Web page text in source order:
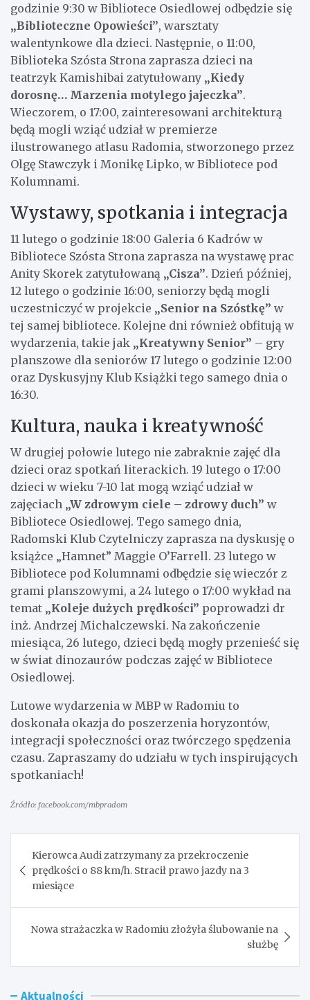
godzinie 9:30 w Bibliotece Osiedlowej odbędzie się
„Biblioteczne Opowieści”, warsztaty
walentynkowe dla dzieci. Następnie, o 11:00,
Biblioteka Szósta Strona zaprasza dzieci na
teatrzyk Kamishibai zatytułowany „Kiedy
dorosnę… Marzenia motylego jajeczka”.
Wieczorem, o 17:00, zainteresowani architekturą
będą mogli wziąć udział w premierze
ilustrowanego atlasu Radomia, stworzonego przez
Olgę Stawczyk i Monikę Lipko, w Bibliotece pod
Kolumnami.
Wystawy, spotkania i integracja
11 lutego o godzinie 18:00 Galeria 6 Kadrów w
Bibliotece Szósta Strona zaprasza na wystawę prac
Anity Skorek zatytułowaną „Cisza”. Dzień później,
12 lutego o godzinie 16:00, seniorzy będą mogli
uczestniczyć w projekcie „Senior na Szóstkę” w
tej samej bibliotece. Kolejne dni również obfitują w
wydarzenia, takie jak „Kreatywny Senior” – gry
planszowe dla seniorów 17 lutego o godzinie 12:00
oraz Dyskusyjny Klub Książki tego samego dnia o
16:30.
Kultura, nauka i kreatywność
W drugiej połowie lutego nie zabraknie zajęć dla
dzieci oraz spotkań literackich. 19 lutego o 17:00
dzieci w wieku 7-10 lat mogą wziąć udział w
zajęciach „W zdrowym ciele – zdrowy duch” w
Bibliotece Osiedlowej. Tego samego dnia,
Radomski Klub Czytelniczy zaprasza na dyskusję o
książce „Hamnet” Maggie O’Farrell. 23 lutego w
Bibliotece pod Kolumnami odbędzie się wieczór z
grami planszowymi, a 24 lutego o 17:00 wykład na
temat „Koleje dużych prędkości” poprowadzi dr
inż. Andrzej Michalczewski. Na zakończenie
miesiąca, 26 lutego, dzieci będą mogły przenieść się
w świat dinozaurów podczas zajęć w Bibliotece
Osiedlowej.
Lutowe wydarzenia w MBP w Radomiu to
doskonała okazja do poszerzenia horyzontów,
integracji społeczności oraz twórczego spędzenia
czasu. Zapraszamy do udziału w tych inspirujących
spotkaniach!
Źródło: facebook.com/mbpradom
wpisu
Kierowca Audi zatrzymany za przekroczenie
prędkości o 88 km/h. Stracił prawo jazdy na 3
miesiące
Nowa strażaczka w Radomiu złożyła ślubowanie na
służbę
Aktualności